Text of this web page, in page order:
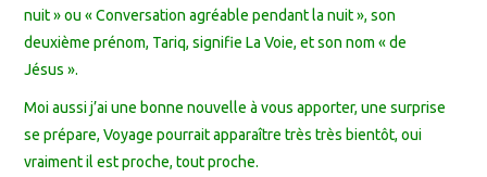
nuit » ou « Conversation agréable pendant la nuit », son
deuxième prénom, Tariq, signifie La Voie, et son nom « de
Jésus ».
Moi aussi j’ai une bonne nouvelle à vous apporter, une surprise
se prépare, Voyage pourrait apparaître très très bientôt, oui
vraiment il est proche, tout proche.